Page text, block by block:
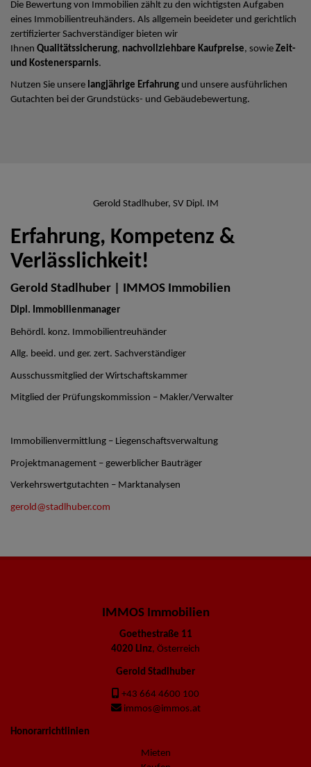
Die Bewertung von Immobilien zählt zu den wichtigsten Aufgaben
eines Immobilientreuhänders. Als allgemein beeideter und gerichtlich
zertifizierter Sachverständiger bieten wir
Ihnen Qualitätssicherung, nachvollziehbare Kaufpreise, sowie Zeit-
und Kostenersparnis.
Nutzen Sie unsere langjährige Erfahrung und unsere ausführlichen
Gutachten bei der Grundstücks- und Gebäudebewertung.
Gerold Stadlhuber, SV Dipl. IM
Erfahrung, Kompetenz &
Verlässlichkeit!
Gerold Stadlhuber | IMMOS Immobilien
Dipl. Immobilienmanager
Behördl. konz. Immobilientreuhänder
Allg. beeid. und ger. zert. Sachverständiger
Ausschussmitglied der Wirtschaftskammer
Mitglied der Prüfungskommission – Makler/Verwalter
Immobilienvermittlung – Liegenschaftsverwaltung
Projektmanagement – gewerblicher Bauträger
Verkehrswertgutachten – Marktanalysen
gerold@stadlhuber.com
IMMOS Immobilien
Goethestraße 11
4020 Linz, Österreich
Gerold Stadlhuber
+43 664 4600 100
immos@immos.at
Honorarrichtlinien
Mieten